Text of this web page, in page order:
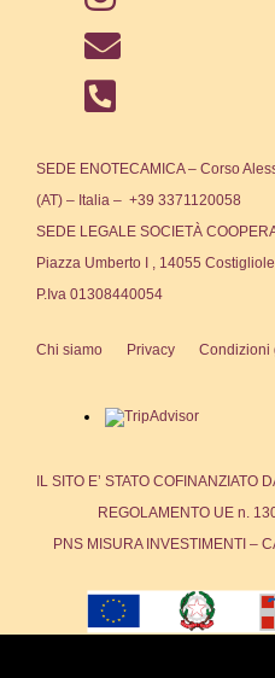
SEDE ENOTECAMICA – Corso
(AT) – Italia – +39 3371120058
SEDE LEGALE SOCIETÀ
Piazza Umberto I , 14055
P.Iva 01308440054
Chi siamo Privacy Condizioni
IL SITO E’ STATO COFINANZIATO
REGOLAMENTO UE n.
PNS MISURA INVESTIMENTI –